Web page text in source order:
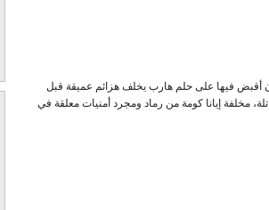
أقبض فيها على حلم هارب يخلف هزائم عميقة قبل
مخلفة إيانا كومة من رماد ومجرد أمنيات معلقة في